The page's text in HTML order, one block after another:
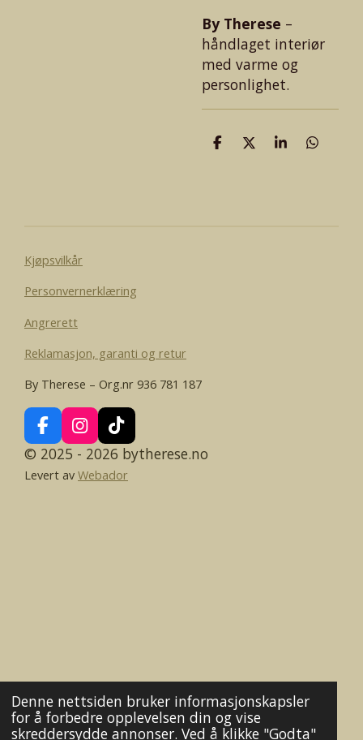
Denne nettsiden bruker informasjonskapsler
for å forbedre opplevelsen din og vise
skreddersydde annonser. Ved å klikke "Godta"
By Therese –
håndlaget interiør
med varme og
personlighet.
D
D
D
D
Kjøpsvilkår
Personvernerklæring
Angrerett
Reklamasjon, garanti og retur
By Therese – Org.nr 936 781 187
F
a
c
e
I
n
t
T
i
k
T
© 2025 - 2026 bytherese.no
Levert av Webador